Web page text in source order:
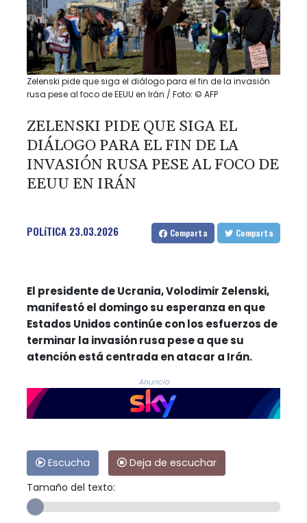
Zelenski pide que siga el diálogo para el fin de la invasión
rusa pese al foco de EEUU en Irán / Foto: © AFP
ZELENSKI PIDE QUE SIGA EL
DIÁLOGO PARA EL FIN DE LA
INVASIÓN RUSA PESE AL FOCO DE
EEUU EN IRÁN
POLíTICA 23.03.2026 Comparta Comparta
El presidente de Ucrania, Volodimir Zelenski,
manifestó el domingo su esperanza en que
Estados Unidos continúe con los esfuerzos de
terminar la invasión rusa pese a que su
atención está centrada en atacar a Irán.
Anuncio
Escucha
Deja de escuchar
Tamaño del texto: